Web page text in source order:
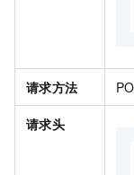
请求方法
请求头